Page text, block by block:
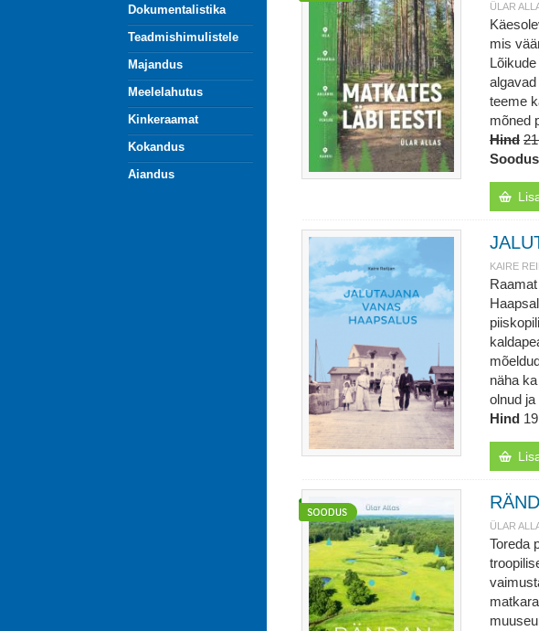
Dokumentalistika
Teadmishimulistele
Majandus
Meelelahutus
Kinkeraamat
Kokandus
Aiandus
ÜLAR
mis
teeme
mõned
Hind
KAIRE
näha
olnud
Hind
ÜLAR
Toreda